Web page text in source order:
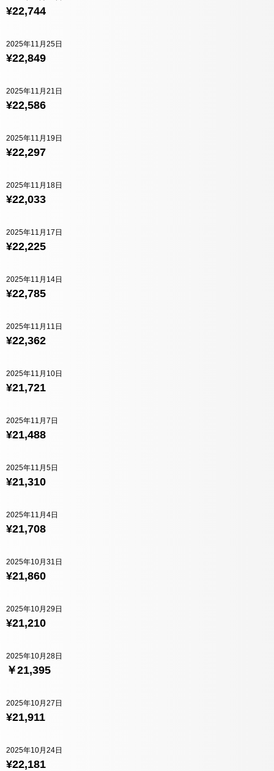
¥22,744
¥22,849
2025年11月25日
¥22,586
2025年11月21日
¥22,297
2025年11月19日
¥22,033
2025年11月18日
¥22,225
2025年11月17日
¥22,785
2025年11月14日
¥22,362
2025年11月11日
¥21,721
2025年11月10日
¥21,488
2025年11月7日
¥21,310
2025年11月5日
¥21,708
2025年11月4日
¥21,860
2025年10月31日
¥21,210
2025年10月29日
￥21,395
2025年10月28日
¥21,911
2025年10月27日
¥22,181
2025年10月24日